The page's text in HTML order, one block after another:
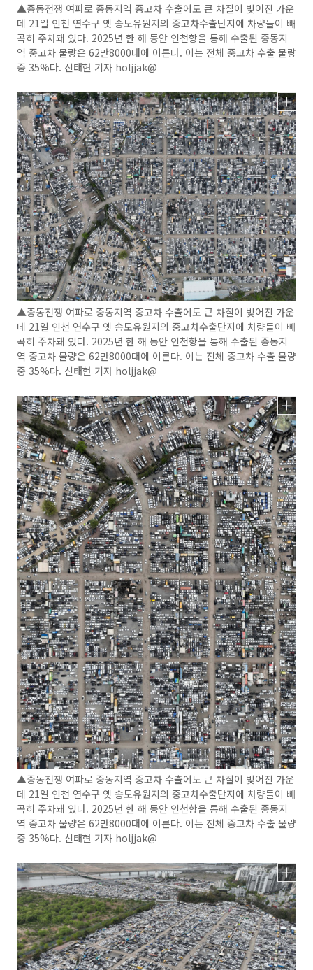
▲중동전쟁 여파로 중동지역 중고차 수출에도 큰 차질이 빚어진 가운
데 21일 인천 연수구 옛 송도유원지의 중고차수출단지에 차량들이 빼
곡히 주차돼 있다. 2025년 한 해 동안 인천항을 통해 수출된 중동지
역 중고차 물량은 62만8000대에 이른다. 이는 전체 중고차 수출 물량
중 35%다. 신태현 기자 holjjak@
▲중동전쟁 여파로 중동지역 중고차 수출에도 큰 차질이 빚어진 가운
데 21일 인천 연수구 옛 송도유원지의 중고차수출단지에 차량들이 빼
곡히 주차돼 있다. 2025년 한 해 동안 인천항을 통해 수출된 중동지
역 중고차 물량은 62만8000대에 이른다. 이는 전체 중고차 수출 물량
중 35%다. 신태현 기자 holjjak@
▲중동전쟁 여파로 중동지역 중고차 수출에도 큰 차질이 빚어진 가운
데 21일 인천 연수구 옛 송도유원지의 중고차수출단지에 차량들이 빼
곡히 주차돼 있다. 2025년 한 해 동안 인천항을 통해 수출된 중동지
역 중고차 물량은 62만8000대에 이른다. 이는 전체 중고차 수출 물량
중 35%다. 신태현 기자 holjjak@